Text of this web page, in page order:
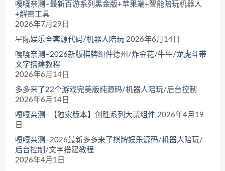
嘎嘎亲测–最新百游系列黑金版+苹果端+智能陪玩机器人
+解密工具
2026年7月29日
星际娱乐全套源代码/机器人陪玩 2026年6月14日
嘎嘎亲测–2026新版棋牌组件德州/炸金花/牛牛/龙虎斗带
文字搭建教程
2026年6月14日
多多来了22个游戏完美版纯源码/机器人陪玩/后台控制
2026年6月14日
嘎嘎亲测–【独家版本】创胜系列大贰组件 2026年4月19
日
嘎嘎亲测–2026最新多多来了棋牌娱乐源码/机器人陪玩/
后台控制/文字搭建教程
2026年4月1日